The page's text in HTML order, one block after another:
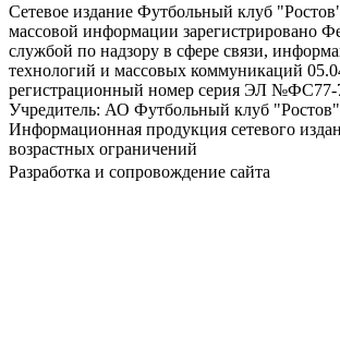
Сетевое издание Футбольный клуб
массовой информации зарегистрировано
службой по надзору в сфере связи,
технологий и массовых коммуникаций
регистрационный номер серия ЭЛ №ФС77-
Учредитель: АО Футбольный клуб
Информационная продукция сетевого
возрастных ограничений
Разработка и сопровождение сайта